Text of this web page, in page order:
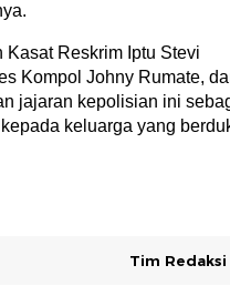
Reskrim Iptu Stevi
Kompol Johny Rumate,
jajaran kepolisian ini
keluarga yang
Tim Redaksi